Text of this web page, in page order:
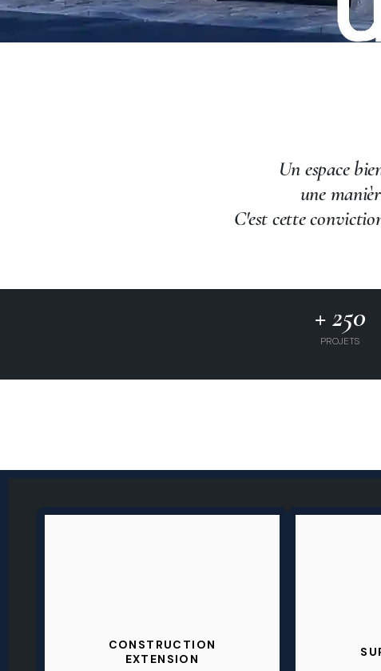
Un espace
une
C'est cette
+ 250
PROJETS
CONSTRUCTION
EXTENSION